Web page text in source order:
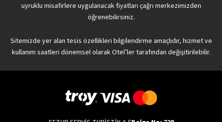
uyruklu misafirlere uygulanacak fiyatları çağrı merkezimizden
öğrenebilirsiniz.
Sitemizde yer alan tesis özellikleri bilgilendirme amaçlıdır, hizmet ve
kullanım saatleri dönemsel olarak Otel’ler tarafından değişitirilebilir.